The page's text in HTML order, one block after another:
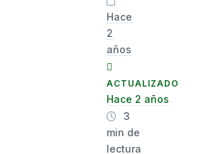
Hace
2
años
ACTUALIZADO
Hace 2 años
3
min de
lectura